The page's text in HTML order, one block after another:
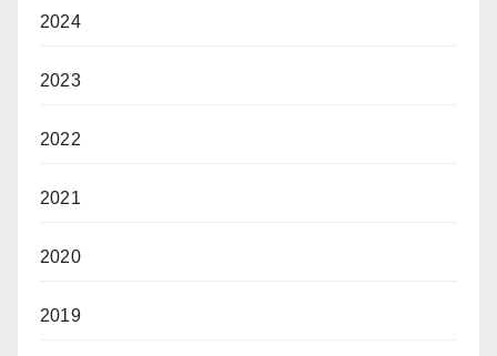
2024
2023
2022
2021
2020
2019